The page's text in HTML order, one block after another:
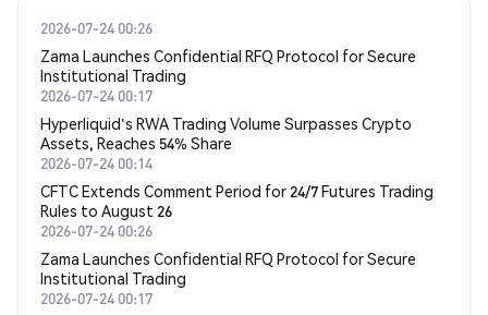
2026-07-24 00:26
Zama Launches Confidential RFQ Protocol for Secure
Institutional Trading
2026-07-24 00:17
Hyperliquid's RWA Trading Volume Surpasses Crypto
Assets, Reaches 54% Share
2026-07-24 00:14
CFTC Extends Comment Period for 24/7 Futures Trading
Rules to August 26
2026-07-24 00:26
Zama Launches Confidential RFQ Protocol for Secure
Institutional Trading
2026-07-24 00:17